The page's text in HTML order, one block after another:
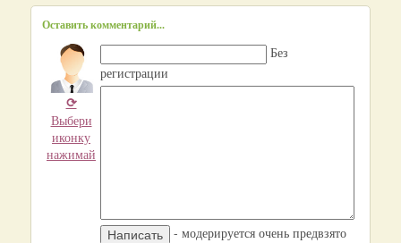
Оставить комментарий...
⟳
Выбери
иконку
нажимай
Без
регистрации
- модерируется очень предвзято